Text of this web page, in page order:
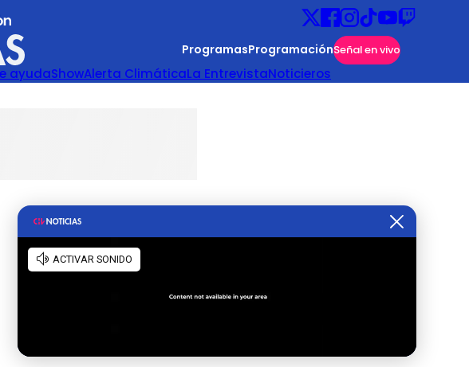
ProgramasProgramaciónSeñal en vivo
ayudaShowAlerta ClimáticaLa EntrevistaNoticieros